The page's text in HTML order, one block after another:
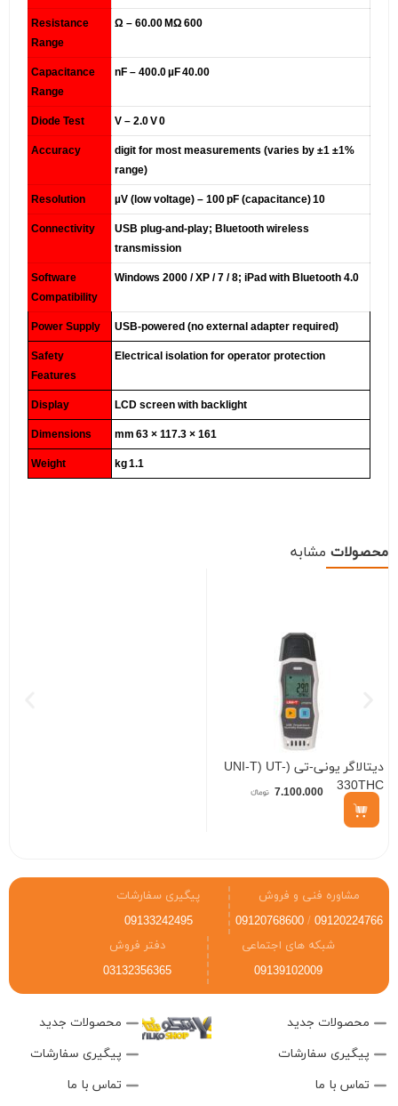
600 Ω – 60.00 MΩ
Resistance
Range
40.00 nF – 400.0 µF
Capacitance
Range
0 V – 2.0 V
Diode Test
±1% ±1 digit for most measurements (varies by
range)
Accuracy
10 µV (low voltage) – 100 pF (capacitance)
Resolution
USB plug-and-play; Bluetooth wireless
transmission
Connectivity
Windows 2000 / XP / 7 / 8; iPad with Bluetooth 4.0
Software
Compatibility
USB-powered (no external adapter required)
Power Supply
Electrical isolation for operator protection
Safety
Features
LCD screen with backlight
Display
161 × 117.3 × 63 mm
Dimensions
1.1 kg
Weight
محصولات مشابه
دیتالاگر یونی-تی (UNI-T) UT-
330THC
7.100.000
مشاوره فنی و فروش
09120224766
/
09120768600
پیگیری سفارشات
09133242495
دفتر فروش
03132356365
شبکه های اجتماعی
09139102009
محصولات جدید
پیگیری سفارشات
تماس با ما
محصولات جدید
پیگیری سفارشات
تماس با ما